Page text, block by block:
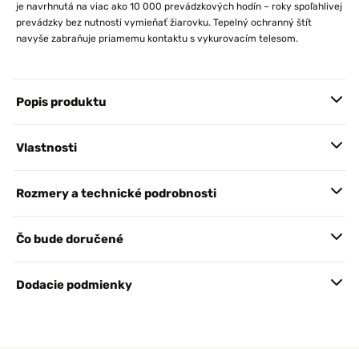
je navrhnutá na viac ako 10 000 prevádzkových hodín – roky spoľahlivej
prevádzky bez nutnosti vymieňať žiarovku. Tepelný ochranný štít
navyše zabraňuje priamemu kontaktu s vykurovacím telesom.
Popis produktu
Vlastnosti
Rozmery a technické podrobnosti
Čo bude doručené
Dodacie podmienky